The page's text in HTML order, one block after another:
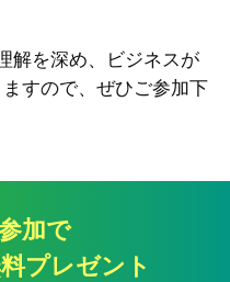
解を深め、ビジネスが
すので、ぜひご参加下
加で
プレゼント